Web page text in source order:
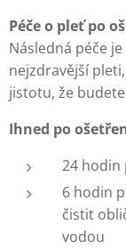
Péče o pleť po
Následná péče
nejzdravější
jistotu, že
Ihned po
24 hodin
6 hodin
čistit
vodou